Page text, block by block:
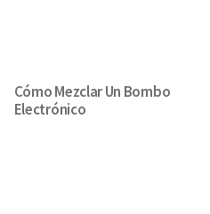
Cómo Mezclar Un Bombo
Electrónico